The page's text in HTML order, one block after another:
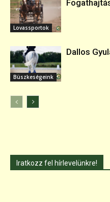
Lovassportok
Büszkeségeink
Dallos
Iratkozz fel hírlevelünkre!